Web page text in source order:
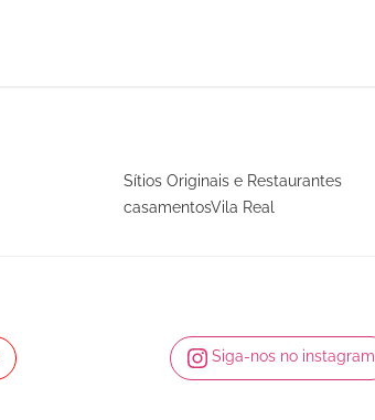
Sítios Originais e Restaurantes
casamentosVila Real
Siga-nos no instagram